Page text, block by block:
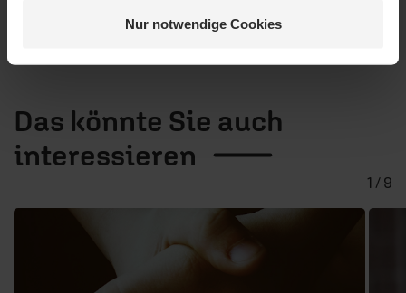
Nur notwendige Cookies
Das könnte Sie auch
interessieren
1 / 9